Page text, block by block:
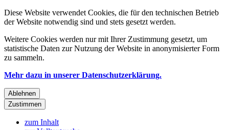
Diese Website verwendet Cookies, die für den technischen Betrieb
der Website notwendig sind und stets gesetzt werden.
Weitere Cookies werden nur mit Ihrer Zustimmung gesetzt, um
statistische Daten zur Nutzung der Website in anonymisierter Form
zu sammeln.
Mehr dazu in unserer Datenschutzerklärung.
Ablehnen
Zustimmen
zum Inhalt